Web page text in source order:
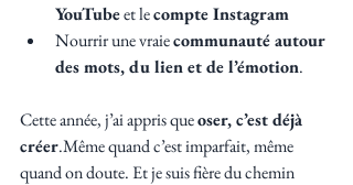
YouTube et le compte Instagram
Nourrir une vraie communauté autour
des mots, du lien et de l’émotion.
Cette année, j’ai appris que oser, c’est déjà
créer.Même quand c’est imparfait, même
quand on doute. Et je suis fière du chemin